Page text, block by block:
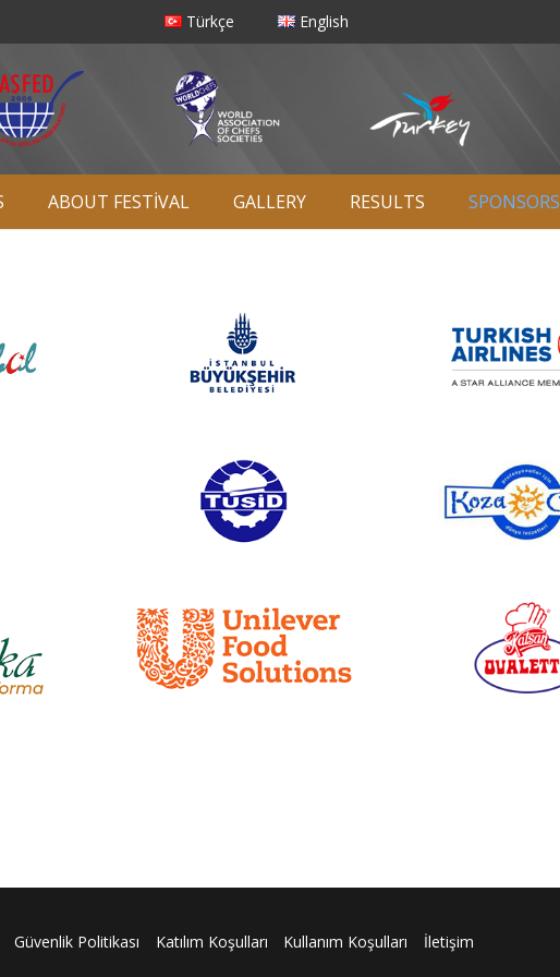
Türkçe English
ABOUT FESTİVAL GALLERY RESULTS SPONSORS
Güvenlik Politikası Katılım Koşulları Kullanım Koşulları İletişim